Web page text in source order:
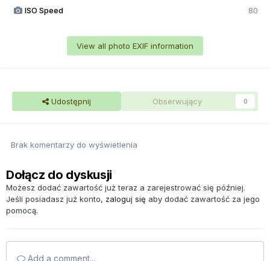
ISO Speed 80
View all photo EXIF information
Udostępnij Obserwujący 0
Brak komentarzy do wyświetlenia
Dołącz do dyskusji
Możesz dodać zawartość już teraz a zarejestrować się później.
Jeśli posiadasz już konto, zaloguj się aby dodać zawartość za jego
pomocą.
Add a comment...